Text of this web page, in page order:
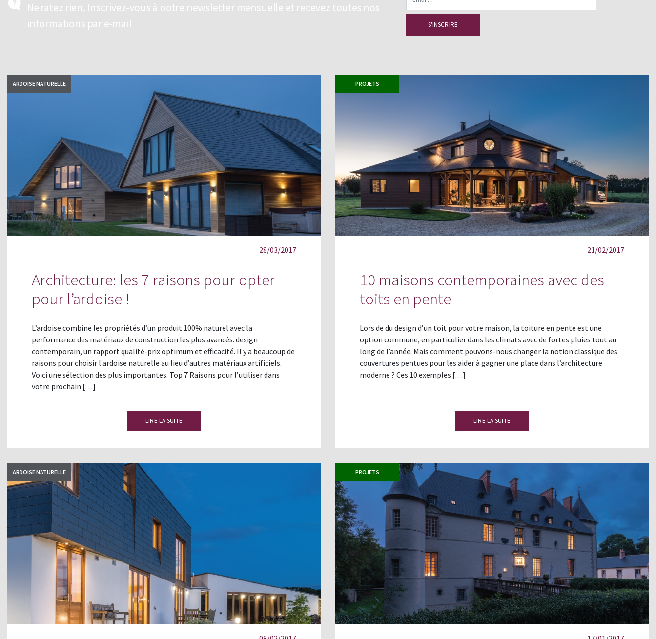
Ne ratez rien. Inscrivez-vous à notre newsletter mensuelle et recevez toutes nos
informations par e-mail
ARDOISE NATURELLE
28/03/2017
Architecture: les 7 raisons pour opter
pour l’ardoise !
L’ardoise combine les propriétés d’un produit 100% naturel avec la
performance des matériaux de construction les plus avancés: design
contemporain, un rapport qualité-prix optimum et efficacité. Il y a beaucoup de
raisons pour choisir l’ardoise naturelle au lieu d’autres matériaux artificiels.
Voici une sélection des plus importantes. Top 7 Raisons pour l’utiliser dans
votre prochain […]
LIRE LA SUITE
PROJETS
21/02/2017
10 maisons contemporaines avec des
toits en pente
Lors de du design d’un toit pour votre maison, la toiture en pente est une
option commune, en particulier dans les climats avec de fortes pluies tout au
long de l’année. Mais comment pouvons-nous changer la notion classique des
couvertures pentues pour les aider à gagner une place dans l’architecture
moderne ? Ces 10 exemples […]
LIRE LA SUITE
ARDOISE NATURELLE PROJETS